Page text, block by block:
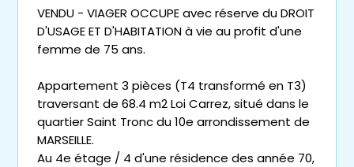
VENDU - VIAGER OCCUPE avec réserve du DROIT
D'USAGE ET D'HABITATION à vie au profit d'une
femme de 75 ans.
Appartement 3 pièces (T4 transformé en T3)
traversant de 68.4 m2 Loi Carrez, situé dans le
quartier Saint Tronc du 10e arrondissement de
MARSEILLE.
Au 4e étage / 4 d'une résidence des année 70,